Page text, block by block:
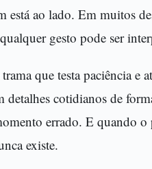
está ao lado. Em muitos
gesto pode ser
que testa paciência e
detalhes cotidianos de
errado. E quando
existe.